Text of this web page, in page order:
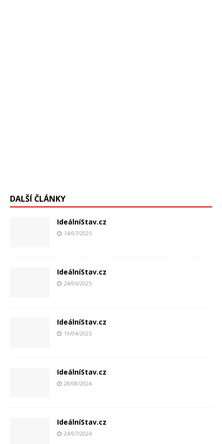
DALŠÍ ČLÁNKY
IdeálníStav.cz
14/07/2025
IdeálníStav.cz
24/06/2025
IdeálníStav.cz
19/04/2025
IdeálníStav.cz
28/08/2024
IdeálníStav.cz
24/07/2024